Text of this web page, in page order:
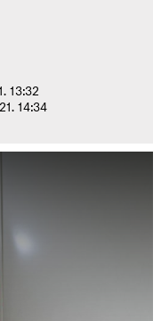
13:32
14:34